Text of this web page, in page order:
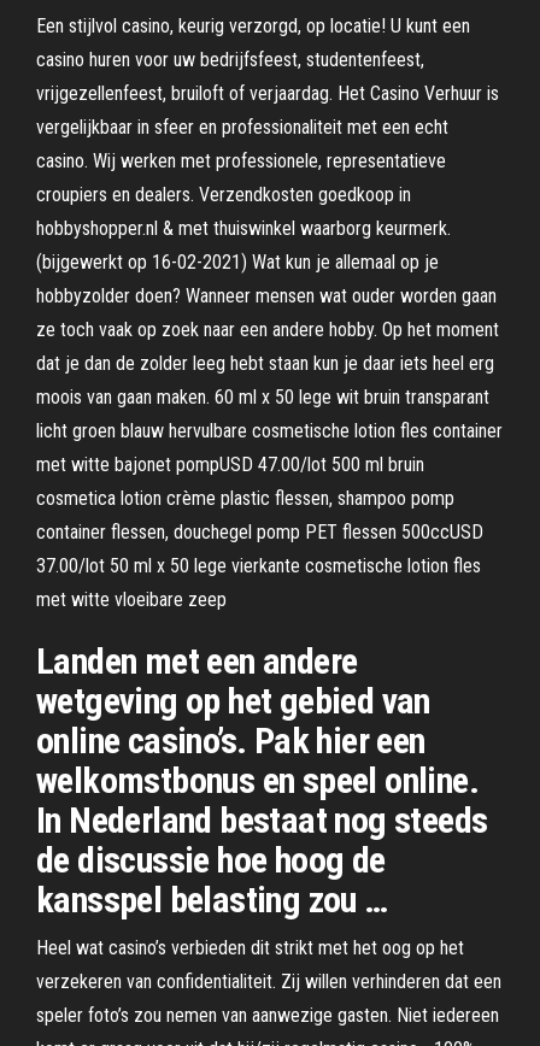
Een stijlvol casino, keurig verzorgd, op locatie! U kunt een
casino huren voor uw bedrijfsfeest, studentenfeest,
vrijgezellenfeest, bruiloft of verjaardag. Het Casino Verhuur is
vergelijkbaar in sfeer en professionaliteit met een echt
casino. Wij werken met professionele, representatieve
croupiers en dealers. Verzendkosten goedkoop in
hobbyshopper.nl & met thuiswinkel waarborg keurmerk.
(bijgewerkt op 16-02-2021) Wat kun je allemaal op je
hobbyzolder doen? Wanneer mensen wat ouder worden gaan
ze toch vaak op zoek naar een andere hobby. Op het moment
dat je dan de zolder leeg hebt staan kun je daar iets heel erg
moois van gaan maken. 60 ml x 50 lege wit bruin transparant
licht groen blauw hervulbare cosmetische lotion fles container
met witte bajonet pompUSD 47.00/lot 500 ml bruin
cosmetica lotion crème plastic flessen, shampoo pomp
container flessen, douchegel pomp PET flessen 500ccUSD
37.00/lot 50 ml x 50 lege vierkante cosmetische lotion fles
met witte vloeibare zeep
Landen met een andere
wetgeving op het gebied van
online casino’s. Pak hier een
welkomstbonus en speel online.
In Nederland bestaat nog steeds
de discussie hoe hoog de
kansspel belasting zou …
Heel wat casino’s verbieden dit strikt met het oog op het
verzekeren van confidentialiteit. Zij willen verhinderen dat een
speler foto’s zou nemen van aanwezige gasten. Niet iedereen